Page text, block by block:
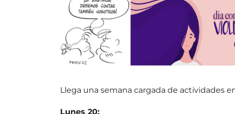
Llega una semana cargada de actividades
Lunes 20: